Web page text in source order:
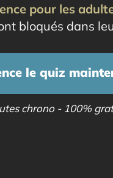
pour les
bloqués dans
le quiz
chrono - 100%